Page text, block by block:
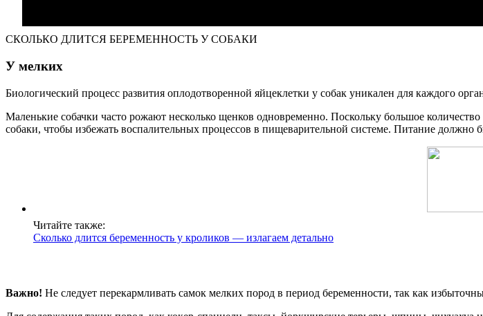
СКОЛЬКО ДЛИТСЯ БЕРЕМЕННОСТЬ У СОБАКИ
У мелких
Биологический процесс развития оплодотворенной яйцеклетки у собак уникален для каждого
Маленькие собачки часто рожают несколько щенков одновременно. Поскольку большое
собаки, чтобы избежать воспалительных процессов в пищеварительной системе. Питание
Читайте также:
Сколько длится беременность у кроликов — излагаем детально
Важно! Не следует перекармливать самок мелких пород в период беременности, так как